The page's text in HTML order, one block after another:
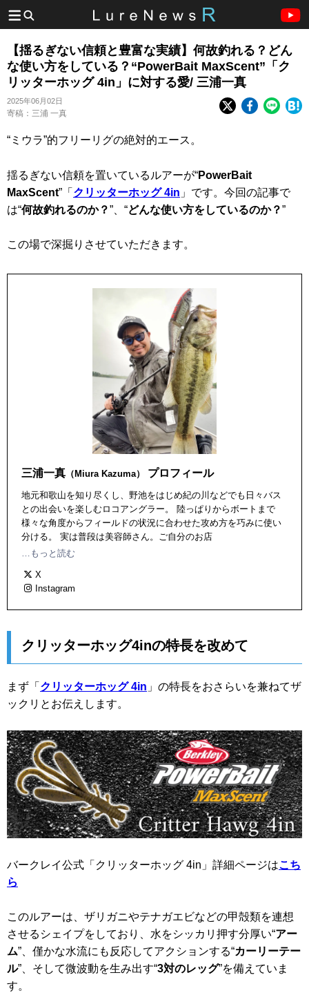
【揺るぎない信頼と豊富な実績】何故釣れる？どん
な使い方をしている？“PowerBait MaxScent”「ク
リッターホッグ 4in」に対する愛/ 三浦一真
2025年06月02日
寄稿：三浦 一真
“ミウラ”的フリーリグの絶対的エース。
揺るぎない信頼を置いているルアーが“PowerBait
MaxScent”「 クリッターホッグ 4in 」です。今回の記事で
は“何故釣れるのか？”、“どんな使い方をしているのか？”
この場で深掘りさせていただきます。
三浦一真 （Miura Kazuma） プロフィール
地元和歌山を知り尽くし、野池をはじめ紀の川などでも日々バス
との出会いを楽しむロコアングラー。 陸っぱりからボートまで
様々な角度からフィールドの状況に合わせた攻め方を巧みに使い
分ける。 実は普段は美容師さん。ご自分のお店
「azito.hairmake」で日々おしゃれさんを生みだしている。 ピュ
生まれ。
…もっと読む
X
Instagram
クリッターホッグ4inの特長を改めて
まず「 クリッターホッグ 4in 」の特長をおさらいを兼ねてザ
ックリとお伝えします。
バークレイ公式「クリッターホッグ 4in」詳細ページはこち
ら
このルアーは、ザリガニやテナガエビなどの甲殻類を連想
させるシェイプをしており、水をシッカリ押す分厚い“アー
ム”、僅かな水流にも反応してアクションする“カーリーテー
ル”、そして微波動を生み出す“3対のレッグ”を備えていま
す。